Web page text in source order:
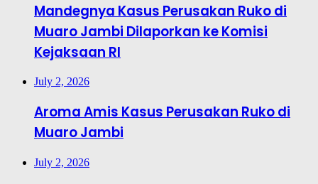
Mandegnya Kasus Perusakan Ruko di
Muaro Jambi Dilaporkan ke Komisi
Kejaksaan RI
July 2, 2026
Aroma Amis Kasus Perusakan Ruko di
Muaro Jambi
July 2, 2026